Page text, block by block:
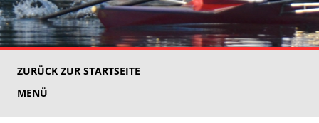
ZURÜCK ZUR STARTSEITE
MENÜ